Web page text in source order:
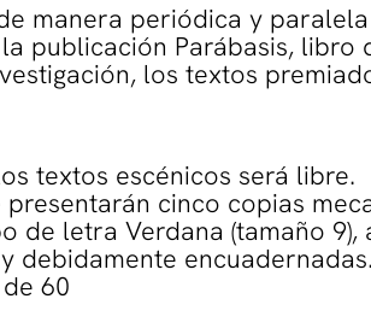
manera periódica y
publicación Parábasis, libro
los textos
textos escénicos será libre.
presentarán cinco copias
de letra Verdana (tamaño
debidamente
60